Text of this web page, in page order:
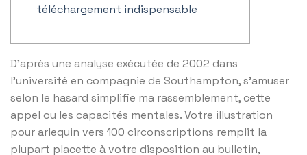
téléchargement indispensable
D’après une analyse exécutée de 2002 dans
l’université en compagnie de Southampton, s’amuser
selon le hasard simplifie ma rassemblement, cette
appel ou les capacités mentales. Votre illustration
pour arlequin vers 100 circonscriptions remplit la
plupart placette à votre disposition au bulletin,